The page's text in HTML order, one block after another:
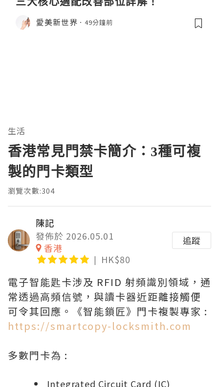
愛美新世界 49分鐘前
生活
香港常見門禁卡簡介：3種可複
製的門卡類型
瀏覽次數:304
陳記
發佈於 2026.05.01
香港
HK$80
追蹤
電子智能匙卡涉及 RFID 射頻識別領域，通
常透過高頻信號，與讀卡器近距離接觸便
可令其回應。《智能鎖匠》門卡複製專家 :
https://smartcopy-locksmith.com
多數門卡為 :
Integrated Circuit Card (IC)